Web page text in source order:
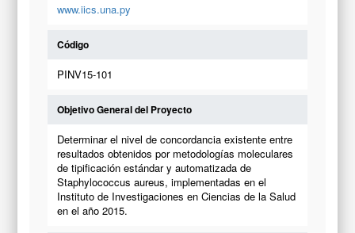
www.iics.una.py
Código
PINV15-101
Objetivo General del Proyecto
Determinar el nivel de concordancia existente entre
resultados obtenidos por metodologías moleculares
de tipificación estándar y automatizada de
Staphylococcus aureus, implementadas en el
Instituto de Investigaciones en Ciencias de la Salud
en el año 2015.